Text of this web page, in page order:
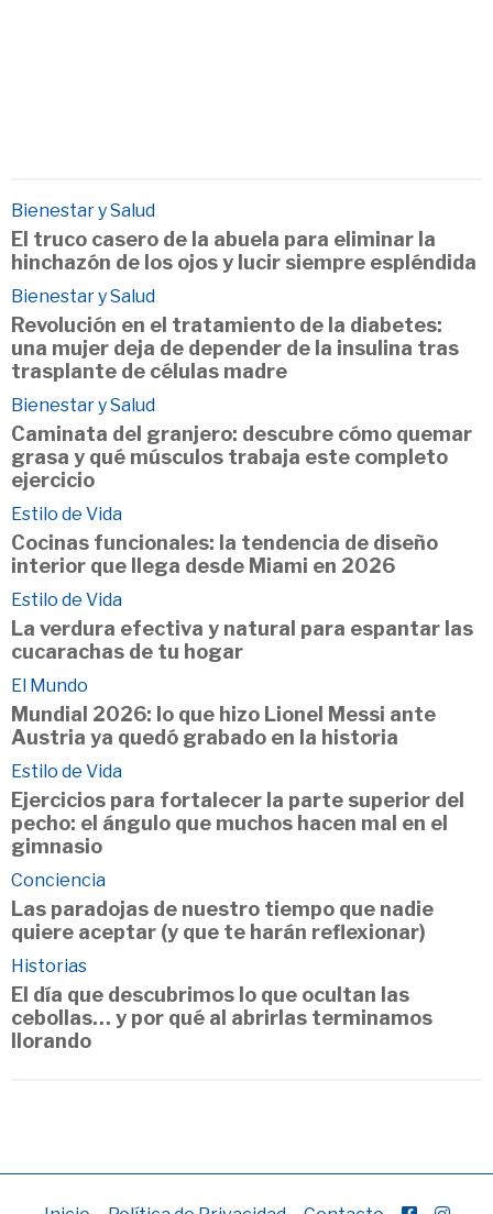
Bienestar y Salud
El truco casero de la abuela para eliminar la
hinchazón de los ojos y lucir siempre espléndida
Bienestar y Salud
Revolución en el tratamiento de la diabetes:
una mujer deja de depender de la insulina tras
trasplante de células madre
Bienestar y Salud
Caminata del granjero: descubre cómo quemar
grasa y qué músculos trabaja este completo
ejercicio
Estilo de Vida
Cocinas funcionales: la tendencia de diseño
interior que llega desde Miami en 2026
Estilo de Vida
La verdura efectiva y natural para espantar las
cucarachas de tu hogar
El Mundo
Mundial 2026: lo que hizo Lionel Messi ante
Austria ya quedó grabado en la historia
Estilo de Vida
Ejercicios para fortalecer la parte superior del
pecho: el ángulo que muchos hacen mal en el
gimnasio
Conciencia
Las paradojas de nuestro tiempo que nadie
quiere aceptar (y que te harán reflexionar)
Historias
El día que descubrimos lo que ocultan las
cebollas… y por qué al abrirlas terminamos
llorando